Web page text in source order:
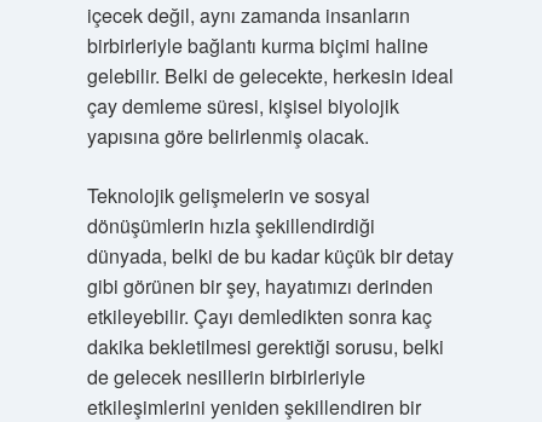
içecek değil, aynı zamanda insanların
birbirleriyle bağlantı kurma biçimi haline
gelebilir. Belki de gelecekte, herkesin ideal
çay demleme süresi, kişisel biyolojik
yapısına göre belirlenmiş olacak.
Teknolojik gelişmelerin ve sosyal
dönüşümlerin hızla şekillendirdiği
dünyada, belki de bu kadar küçük bir detay
gibi görünen bir şey, hayatımızı derinden
etkileyebilir. Çayı demledikten sonra kaç
dakika bekletilmesi gerektiği sorusu, belki
de gelecek nesillerin birbirleriyle
etkileşimlerini yeniden şekillendiren bir